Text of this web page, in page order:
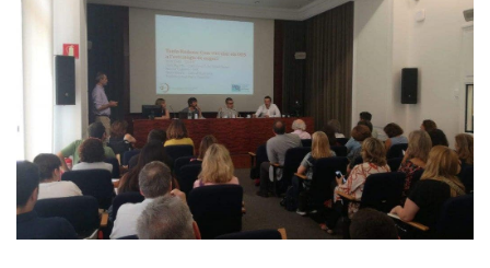
o
i
a